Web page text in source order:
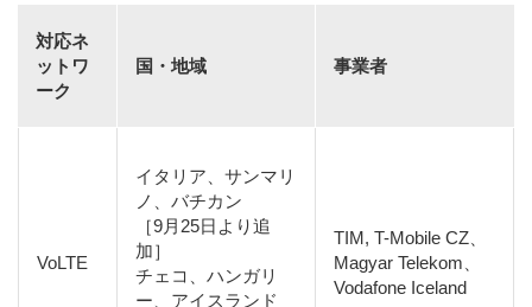
対応ネ
ットワ
ーク
国・地域 事業者
VoLTE
イタリア、サンマリ
ノ、バチカン
［9月25日より追
加］
チェコ、ハンガリ
ー、アイスランド
TIM, T-Mobile CZ、
Magyar Telekom、
Vodafone Iceland